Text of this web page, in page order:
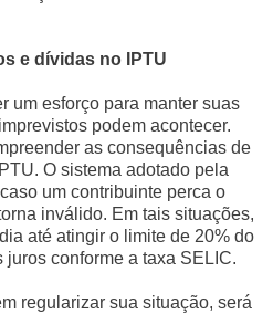
e dívidas no IPTU
um esforço para manter suas
podem acontecer.
as consequências de
O sistema adotado pela
um contribuinte perca o
inválido. Em tais situações,
até atingir o limite de 20% do
conforme a taxa SELIC.
regularizar sua situação, será